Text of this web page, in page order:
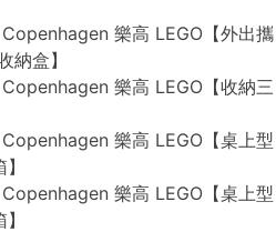
樂高 LEGO【外出攜
納盒】
樂高 LEGO【收納三
樂高 LEGO【桌上型
樂高 LEGO【桌上型